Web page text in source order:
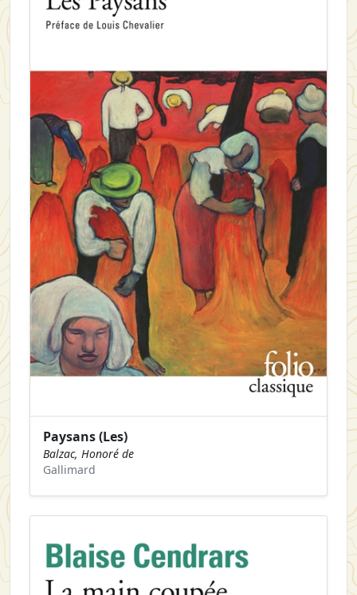
Paysans (Les)
Balzac, Honoré de
Gallimard